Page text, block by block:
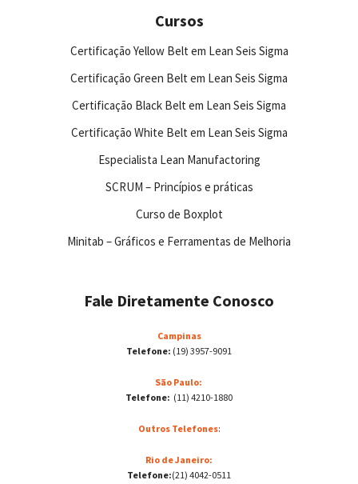
Cursos
Certificação Yellow Belt em Lean Seis Sigma
Certificação Green Belt em Lean Seis Sigma
Certificação Black Belt em Lean Seis Sigma
Certificação White Belt em Lean Seis Sigma
Especialista Lean Manufactoring
SCRUM – Princípios e práticas
Curso de Boxplot
Minitab – Gráficos e Ferramentas de Melhoria
Fale Diretamente Conosco
Campinas
Telefone: (19) 3957-9091
São Paulo:
Telefone: (11) 4210-1880
Outros Telefones:
Rio de Janeiro:
Telefone:(21) 4042-0511